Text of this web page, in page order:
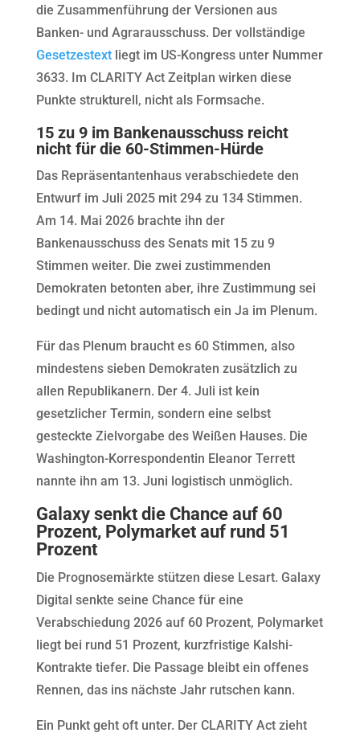
die Zusammenführung der Versionen aus
Banken- und Agrarausschuss. Der vollständige
Gesetzestext liegt im US-Kongress unter Nummer
3633. Im CLARITY Act Zeitplan wirken diese
Punkte strukturell, nicht als Formsache.
15 zu 9 im Bankenausschuss reicht
nicht für die 60-Stimmen-Hürde
Das Repräsentantenhaus verabschiedete den
Entwurf im Juli 2025 mit 294 zu 134 Stimmen.
Am 14. Mai 2026 brachte ihn der
Bankenausschuss des Senats mit 15 zu 9
Stimmen weiter. Die zwei zustimmenden
Demokraten betonten aber, ihre Zustimmung sei
bedingt und nicht automatisch ein Ja im Plenum.
Für das Plenum braucht es 60 Stimmen, also
mindestens sieben Demokraten zusätzlich zu
allen Republikanern. Der 4. Juli ist kein
gesetzlicher Termin, sondern eine selbst
gesteckte Zielvorgabe des Weißen Hauses. Die
Washington-Korrespondentin Eleanor Terrett
nannte ihn am 13. Juni logistisch unmöglich.
Galaxy senkt die Chance auf 60
Prozent, Polymarket auf rund 51
Prozent
Die Prognosemärkte stützen diese Lesart. Galaxy
Digital senkte seine Chance für eine
Verabschiedung 2026 auf 60 Prozent, Polymarket
liegt bei rund 51 Prozent, kurzfristige Kalshi-
Kontrakte tiefer. Die Passage bleibt ein offenes
Rennen, das ins nächste Jahr rutschen kann.
Ein Punkt geht oft unter. Der CLARITY Act zieht